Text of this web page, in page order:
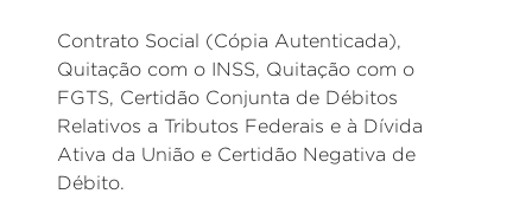
Contrato Social (Cópia Autenticada),
Quitação com o INSS, Quitação com o
FGTS, Certidão Conjunta de Débitos
Relativos a Tributos Federais e à Dívida
Ativa da União e Certidão Negativa de
Débito.